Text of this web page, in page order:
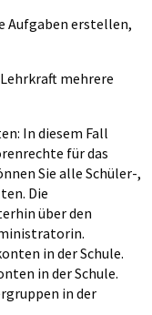
Aufgaben erstellen,
mehrere
In diesem Fall
für das
Sie alle Schüler-,
Die
über den
in der Schule.
in der Schule.
in der